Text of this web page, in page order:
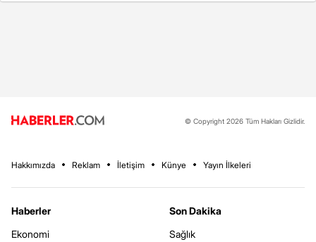
© Copyright 2026 Tüm Hakları Gizlidir.
Hakkımızda Reklam İletişim Künye Yayın İlkeleri
Haberler
Ekonomi
Son Dakika
Sağlık